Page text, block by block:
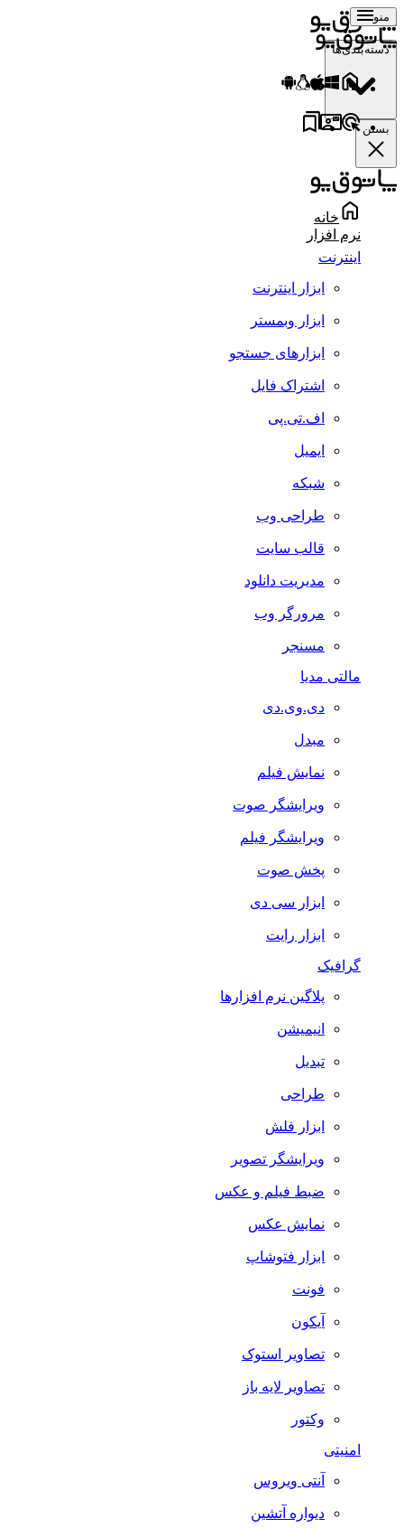
منو
دسته‌بندی‌ها
بستن
خانه
نرم افزار
اینترنت
ابزار اینترنت
ابزار وبمستر
ابزارهای جستجو
اشتراک فایل
اف.تی.پی
ایمیل
شبکه
طراحی وب
قالب سایت
مدیریت دانلود
مرورگر وب
مسنجر
مالتی مدیا
دی.وی.دی
مبدل
نمایش فیلم
ویرایشگر صوت
ویرایشگر فیلم
پخش صوت
ابزار سی دی
ابزار رایت
گرافیک
پلاگین نرم افزارها
انیمیشن
تبدیل
طراحی
ابزار فلش
ویرایشگر تصویر
ضبط فيلم و عكس
نمایش عکس
ابزار فتوشاپ
فونت
آیکون
تصاویر استوک
تصاویر لایه باز
وکتور
امنیتی
آنتی ویروس
دیواره آتشین